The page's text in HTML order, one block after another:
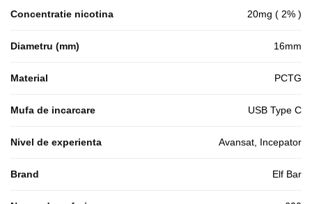
Concentratie nicotina 20mg ( 2% )
Diametru (mm) 16mm
Material PCTG
Mufa de incarcare USB Type C
Nivel de experienta Avansat, Incepator
Brand Elf Bar